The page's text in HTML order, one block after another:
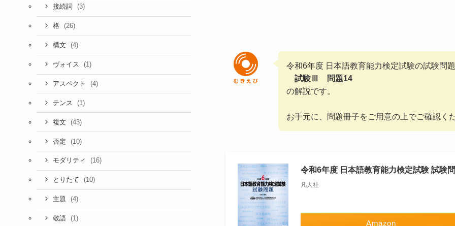
令和6年度 日本語教育能力検定試験の試験問
試験Ⅲ 問題14
の解説です。
お手元に、問題冊子をご用意の上でご確認く
令和6年度 日本語教育能力検定試験 試験
凡人社
Amazon
接続詞 (3)
格 (26)
構文 (4)
ヴォイス (1)
アスペクト (4)
テンス (1)
複文 (43)
否定 (10)
モダリティ (16)
とりたて (10)
主題 (4)
敬語 (1)